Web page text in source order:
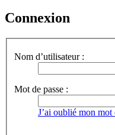
Connexion
Nom d’utilisateur :
Mot de passe :
J’ai oublié mon mot